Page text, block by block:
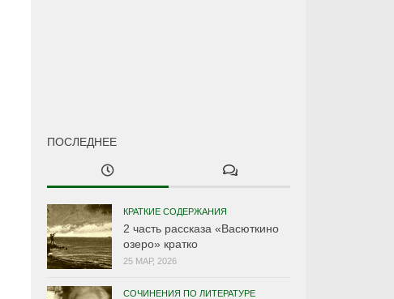
ПОСЛЕДНЕЕ
КРАТКИЕ СОДЕРЖАНИЯ
2 часть рассказа «Васюткино
озеро» кратко
25 МАР, 2026
СОЧИНЕНИЯ ПО ЛИТЕРАТУРЕ